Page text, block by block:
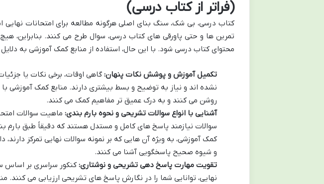
(فراتر از کتاب درسی)
کتاب درسی، بی شک، سنگ بنای اصلی هرگونه مطالعه برای امتحانات نهایی
تمرین ها و حتی پاورقی های کتاب درسی، سوال طرح می کنند. بنابراین،
محتوای کتاب درسی شود. با این حال، استفاده از منابع کمک آموزشی به
تکمیل آموزش و پوشش نکات پنهان: گاهی اوقات، برخی نکات یا
نشده اند و نیاز به توضیح و بسط بیشتری دارند. منابع کمک آموزشی
روشن می کنند و به درک عمیق تر مفاهیم کمک می کنند.
آشنایی با انواع سوالات تشریحی و نحوه بارم بندی: ماهیت سوالات
سوالات نیازمند پاسخ های کامل و مستدل هستند که دقیقاً طبق بارم
کمک آموزشی، به ویژه آن هایی که بر نمونه سوالات نهایی تمرکز دارند،
و شیوه صحیح پاسخگویی آشنا می کنند.
تقویت مهارت پاسخ دهی تشریحی و نوشتاری: کنکور سراسری بر اساس
نهایی، توانایی شما را در نگارش پاسخ های تشریحی ارزیابی می کنند.